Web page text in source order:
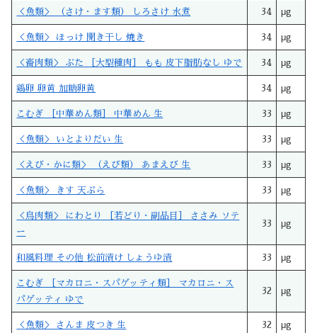
＜魚類＞ （さけ・ます類） しろさけ 水煮 34 μg
＜魚類＞ ほっけ 開き干し 焼き 34 μg
＜畜肉類＞ ぶた ［大型種肉］ もも 皮下脂肪なし ゆで 34 μg
鶏卵 卵黄 加糖卵黄 34 μg
こむぎ ［中華めん類］ 中華めん 生 33 μg
＜魚類＞ いとよりだい 生 33 μg
＜えび・かに類＞ （えび類） あまえび 生 33 μg
＜魚類＞ きす 天ぷら 33 μg
＜鳥肉類＞ にわとり ［若どり・副品目］ ささみ ソテ
ー
33 μg
和風料理 その他 松前漬け しょうゆ漬 33 μg
こむぎ ［マカロニ・スパゲッティ類］ マカロニ・ス
パゲッティ ゆで
32 μg
＜魚類＞ さんま 皮つき 生 32 μg